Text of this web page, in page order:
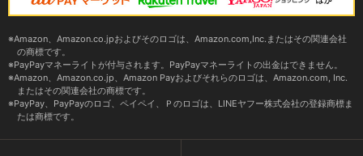
Amazon、Amazon.co.jpおよびそのロゴは、Amazon.com,Inc.またはその関連会社
の商標です。
PayPayマネーライトが付与されます。PayPayマネーライトの出金はできません。
Amazon、Amazon.co.jp、Amazon Payおよびそれらのロゴは、Amazon.com, Inc.
またはその関連会社の商標です。
PayPay、PayPayのロゴ、ペイペイ、Ｐのロゴは、LINEヤフー株式会社の登録商標ま
たは商標です。